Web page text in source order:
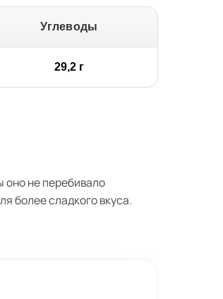
Углеводы
29,2 г
оно не перебивало
более сладкого вкуса.